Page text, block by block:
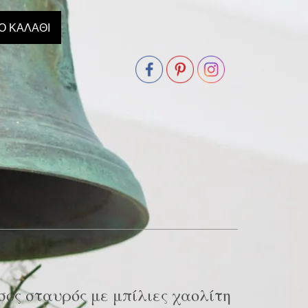
ΚΑΛΆΘΙ
σταυρός με μπίλιες χαολίτη